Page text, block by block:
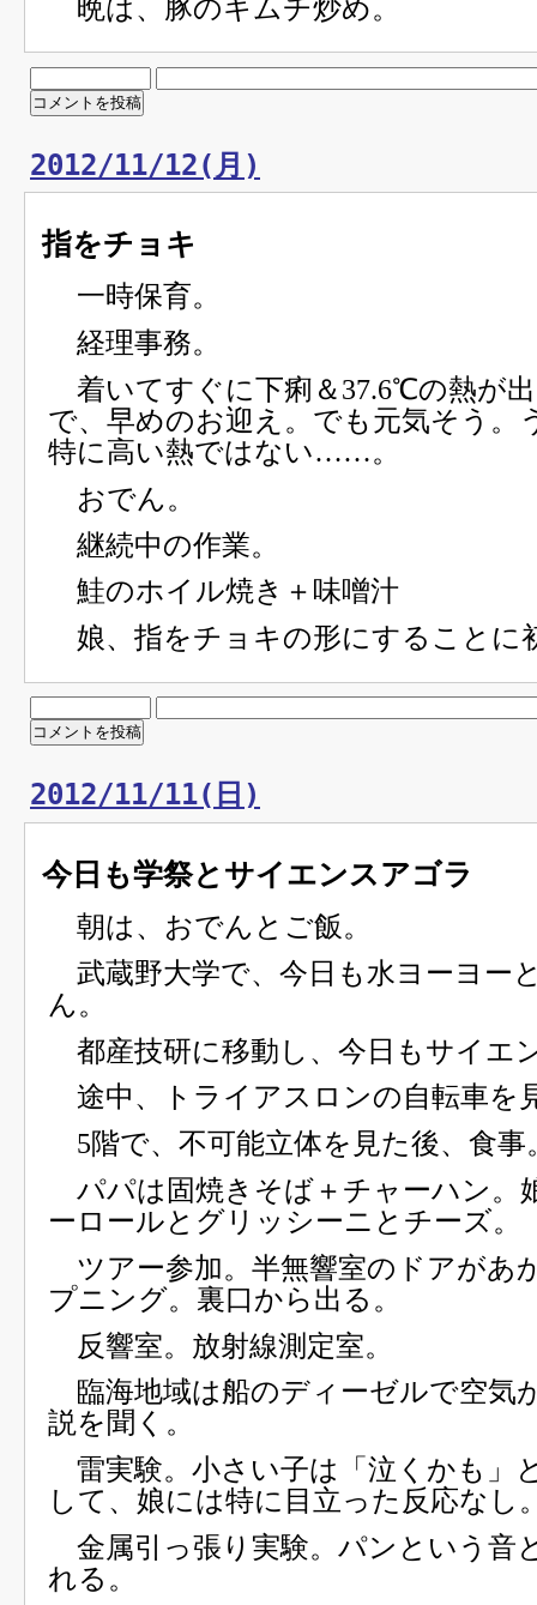
晩は、豚のキムチ炒め。
2012/11/12(月)
指をチョキ
一時保育。
経理事務。
着いてすぐに下痢＆37.6℃の熱が
で、早めのお迎え。でも元気そう。
特に高い熱ではない……。
おでん。
継続中の作業。
鮭のホイル焼き＋味噌汁
娘、指をチョキの形にすることに
2012/11/11(日)
今日も学祭とサイエンスアゴラ
朝は、おでんとご飯。
武蔵野大学で、今日も水ヨーヨー
ん。
都産技研に移動し、今日もサイエ
途中、トライアスロンの自転車を
5階で、不可能立体を見た後、食事
パパは固焼きそば＋チャーハン。
ーロールとグリッシーニとチーズ。
ツアー参加。半無響室のドアがあ
プニング。裏口から出る。
反響室。放射線測定室。
臨海地域は船のディーゼルで空気
説を聞く。
雷実験。小さい子は「泣くかも」
して、娘には特に目立った反応なし
金属引っ張り実験。パンという音
れる。